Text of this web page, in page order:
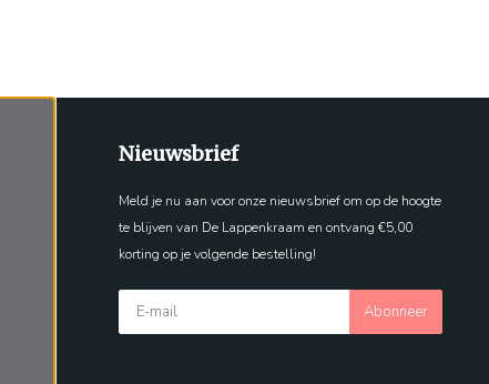
Nieuwsbrief
Meld je nu aan voor onze nieuwsbrief om op de hoogte
te blijven van De Lappenkraam en ontvang €5,00
korting op je volgende bestelling!
Abonneer